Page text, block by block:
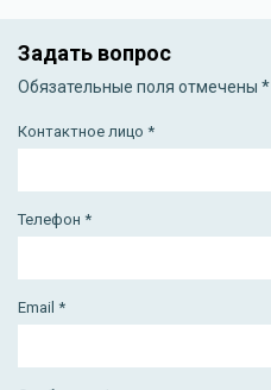
Полезные возможности
Возврат и обмен
Работа магазина Allsoft
Задать вопрос
Обязательные поля отмечены *
Контактное лицо *
Телефон *
Email *